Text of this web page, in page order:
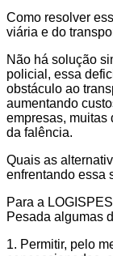
Como resolver
viária e do
Não há solução
policial, essa
obstáculo ao
aumentando
empresas, muitas
da falência.
Quais as
enfrentando essa
Para a
Pesada algumas
1. Permitir, pelo